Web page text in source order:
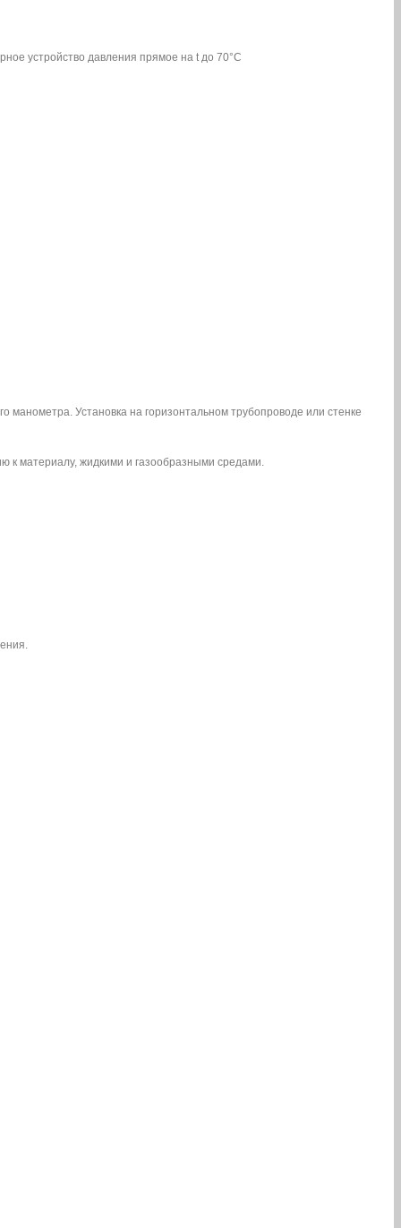
устройство давления прямое на t до 70°С
манометра. Установка на горизонтальном трубопроводе или стенке
к материалу, жидкими и газообразными средами.